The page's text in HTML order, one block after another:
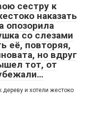
сестру к
наказать
опозорила
со слезами
её, повторяя,
но вдруг
тот, от
дереву и хотели жестоко